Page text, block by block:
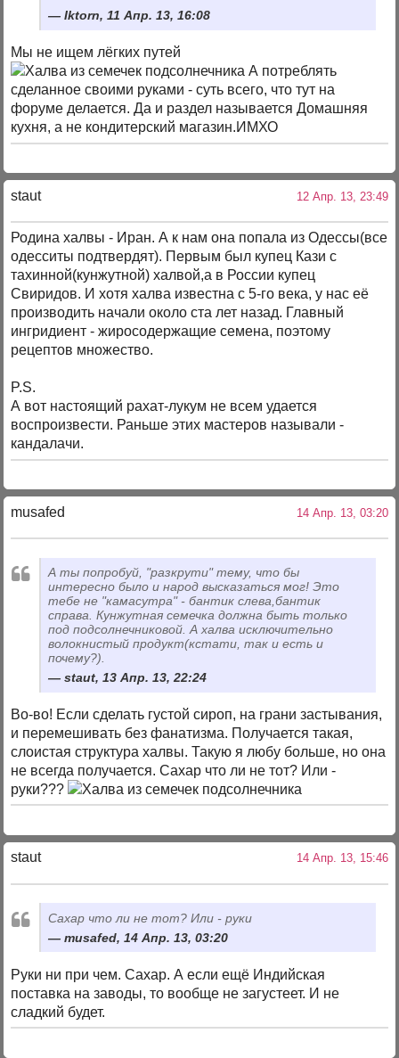
Iktorn, 11 Апр. 13, 16:08
Мы не ищем лёгких путей
А потреблять
сделанное своими руками - суть всего, что тут на
форуме делается. Да и раздел называется Домашняя
кухня, а не кондитерский магазин.ИМХО
staut 12 Апр. 13, 23:49
Родина халвы - Иран. А к нам она попала из Одессы(все
одесситы подтвердят). Первым был купец Кази с
тахинной(кунжутной) халвой,а в России купец
Свиридов. И хотя халва известна с 5-го века, у нас её
производить начали около ста лет назад. Главный
ингридиент - жиросодержащие семена, поэтому
рецептов множество.
P.S.
А вот настоящий рахат-лукум не всем удается
воспроизвести. Раньше этих мастеров называли -
кандалачи.
musafed 14 Апр. 13, 03:20
А ты попробуй, "разкрути" тему, что бы
интересно было и народ высказаться мог! Это
тебе не "камасутра" - бантик слева,бантик
справа. Кунжутная семечка должна быть только
под подсолнечниковой. А халва исключительно
волокнистый продукт(кстати, так и есть и
почему?).
staut, 13 Апр. 13, 22:24
Во-во! Если сделать густой сироп, на грани застывания,
и перемешивать без фанатизма. Получается такая,
слоистая структура халвы. Такую я любу больше, но она
не всегда получается. Сахар что ли не тот? Или -
руки???
staut 14 Апр. 13, 15:46
Сахар что ли не тот? Или - руки
musafed, 14 Апр. 13, 03:20
Руки ни при чем. Сахар. А если ещё Индийская
поставка на заводы, то вообще не загустеет. И не
сладкий будет.